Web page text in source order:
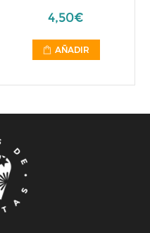
4,50€
AÑADIR